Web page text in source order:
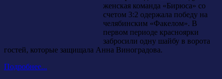
женская команда «Бирюса» со
счетом 3:2 одержала победу на
челябинским «Факелом». В
первом периоде красноярки
забросили одну шайбу в ворота
гостей, которые защищала Анна Виноградова.
Подробнее...